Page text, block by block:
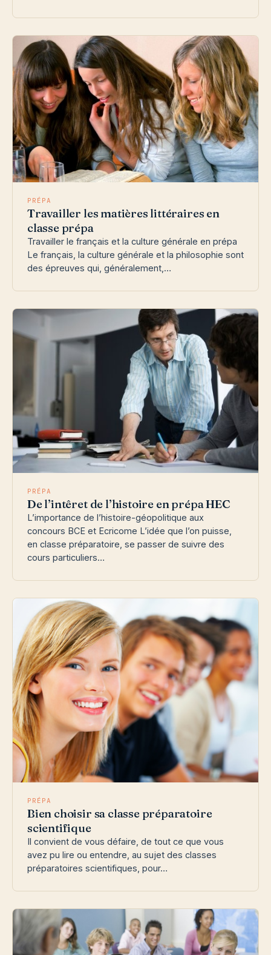
PRÉPA
Travailler les matières littéraires en
classe prépa
Travailler le français et la culture générale en prépa
Le français, la culture générale et la philosophie sont
des épreuves qui, généralement,…
PRÉPA
De l’intêret de l’histoire en prépa HEC
L’importance de l’histoire-géopolitique aux
concours BCE et Ecricome L’idée que l’on puisse,
en classe préparatoire, se passer de suivre des
cours particuliers…
PRÉPA
Bien choisir sa classe préparatoire
scientifique
Il convient de vous défaire, de tout ce que vous
avez pu lire ou entendre, au sujet des classes
préparatoires scientifiques, pour…